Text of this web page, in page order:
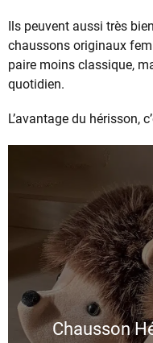
Ils peuvent aussi très
chaussons originaux
paire moins classique,
quotidien.
L’avantage du hérisson,
Chausson